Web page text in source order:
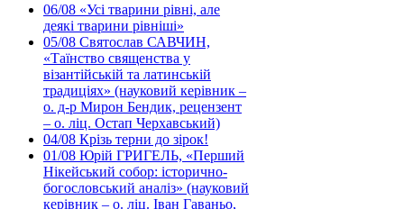
06/08 «Усі тварини рівні, але
деякі тварини рівніші»
05/08 Святослав САВЧИН,
«Таїнство священства у
візантійській та латинській
традиціях» (науковий керівник –
о. д-р Мирон Бендик, рецензент
– о. ліц. Остап Черхавський)
04/08 Крізь терни до зірок!
01/08 Юрій ГРИГЕЛЬ, «Перший
Нікейський собор: історично-
богословський аналіз» (науковий
керівник – о. ліц. Іван Гаваньо,